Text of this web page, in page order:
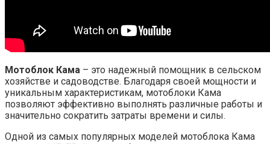
Мотоблок Кама – это надежный помощник в сельском
хозяйстве и садоводстве. Благодаря своей мощности и
уникальным характеристикам, мотоблоки Кама
позволяют эффективно выполнять различные работы и
значительно сократить затраты времени и силы.
Одной из самых популярных моделей мотоблока Кама